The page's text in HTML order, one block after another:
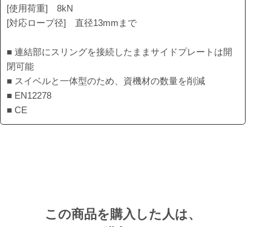
[使用荷重] 8kN
[対応ロープ径] 直径13mmまで
■ 連結部にスリングを接続したままサイドプレートは開
閉可能
■ スイベルと一体型のため、資機材の数量を削減
■ EN12278
■ CE
この商品を購入した人は、